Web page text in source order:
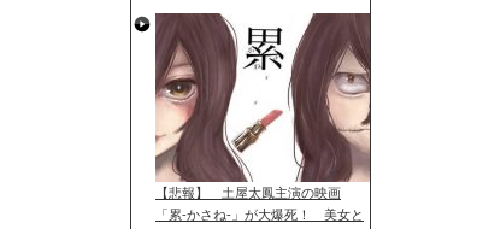
【悲報】 土屋太鳳主演の映画
「累-かさね-」が大爆死！ 美女と